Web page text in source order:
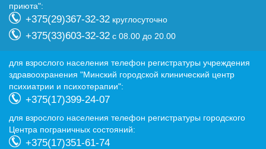
приюта":
+375(29)367-32-32 круглосуточно
+375(33)603-32-32 с 08.00 до 20.00
для взрослого населения телефон регистратуры учреждения
здравоохранения "Минский городской клинический центр
психиатрии и психотерапии":
+375(17)399-24-07
для взрослого населения телефон регистратуры городского
Центра пограничных состояний:
+375(17)351-61-74